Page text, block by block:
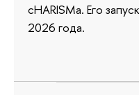
cHARISMa. Его
2026 года.